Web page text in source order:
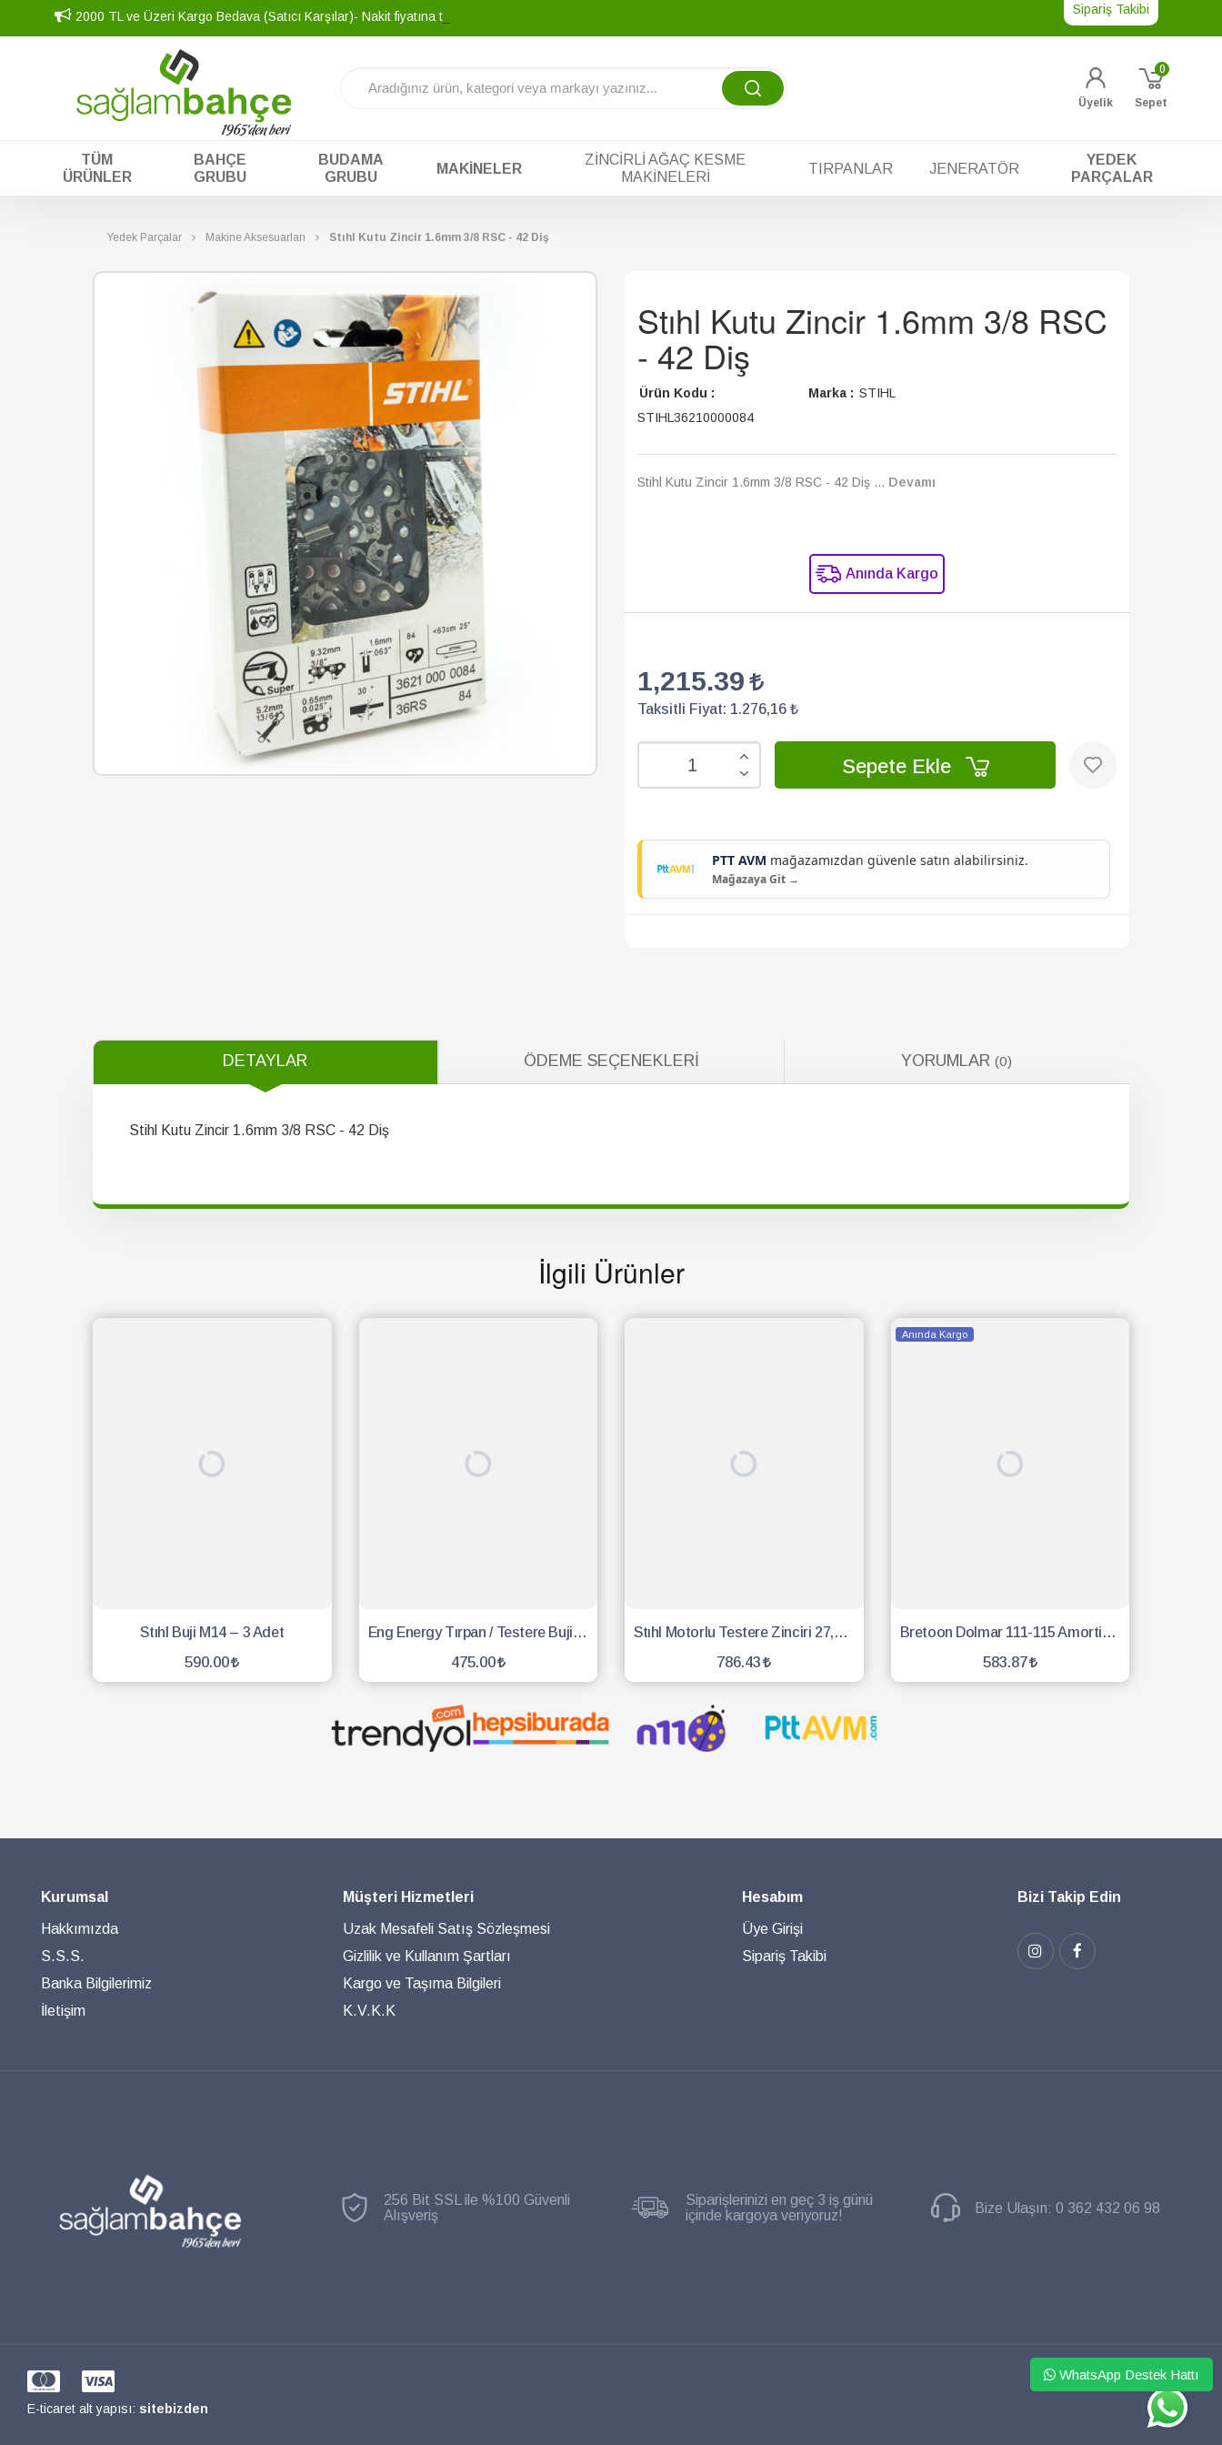
2000 TL ve Üzeri Kargo Bedava (Satıcı Karşılar)- Nakit fiyatına tek yada taksit Sipariş Takibi
Üyelik Sepet
0
TÜM
ÜRÜNLER
BAHÇE
GRUBU
BUDAMA
GRUBU
MAKINELER
ZINCIRLI AĞAÇ KESME
MAKINELERI
TIRPANLAR JENERATÖR
YEDEK
PARÇALAR
Yedek Parçalar Makine Aksesuarları Stıhl Kutu Zincir 1.6mm 3/8 RSC - 42 Diş
Stıhl Kutu Zincir 1.6mm 3/8 RSC
- 42 Diş
Ürün Kodu :
STIHL36210000084
Marka : STIHL
Stihl Kutu Zincir 1.6mm 3/8 RSC - 42 Diş ... Devamı
Anında Kargo
1,215.39
Taksitli Fiyat: 1.276,16 ₺
Sepete Ekle
PTT AVM mağazamızdan güvenle satın alabilirsiniz.
Mağazaya Git →
DETAYLAR ÖDEME SEÇENEKLERI YORUMLAR(0)
Stihl Kutu Zincir 1.6mm 3/8 RSC - 42 Diş
İlgili Ürünler
Stıhl Buji M14 – 3 Adet
590.00
Eng Energy Tırpan / Testere Buji - 10 Adet
475.00
SEPETE EKLE
Stıhl Motorlu Testere Zinciri 27,5 Diş 91
786.43
SEPETE EKLE
Anında Kargo
Bretoon Dolmar 111-115 Amortisör Vidalı - 3 Adet
583.87
Kurumsal
Hakkımızda
S.S.S.
Banka Bilgilerimiz
İletişim
Müşteri Hizmetleri
Uzak Mesafeli Satış Sözleşmesi
Gizlilik ve Kullanım Şartları
Kargo ve Taşıma Bilgileri
K.V.K.K
Hesabım
Üye Girişi
Sipariş Takibi
Bizi Takip Edin
256 Bit SSL ile %100 Güvenli
Alışveriş
Siparişlerinizi en geç 3 iş günü
içinde kargoya veriyoruz!
Bize Ulaşın:0 362 432 06 98
E-ticaret alt yapısı: sitebizden
WHATSAPP
WhatsApp Destek Hattı